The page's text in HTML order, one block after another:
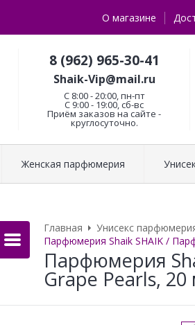
О магазине
8 (962) 965-30-41
Shaik-Vip@mail.ru
C 8:00 - 20:00, пн-пт
С 9:00 - 19:00, сб-вс
Приём заказов на сайте -
круглосуточно.
Женская парфюмерия
Главная Унисекс
Парфюмерия Shaik SHAIK /
Парфюмерия
Grape Pearls, 20